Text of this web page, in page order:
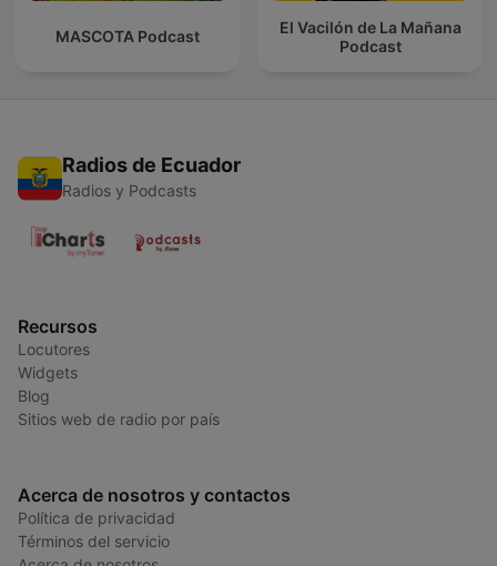
MASCOTA Podcast
El Vacilón de La Mañana
Podcast
Radios de Ecuador
Radios y Podcasts
Recursos
Locutores
Widgets
Blog
Sitios web de radio por país
Acerca de nosotros y contactos
Política de privacidad
Términos del servicio